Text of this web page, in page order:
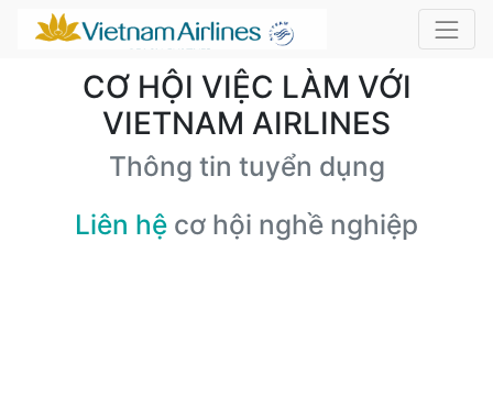
CƠ HỘI VIỆC LÀM VỚI
VIETNAM AIRLINES
Thông tin tuyển dụng
Liên hệ cơ hội nghề nghiệp